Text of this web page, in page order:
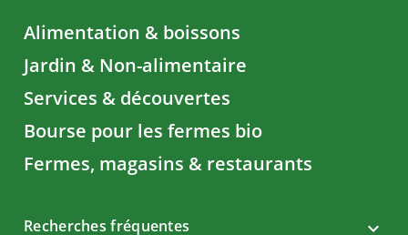
Alimentation & boissons
Jardin & Non-alimentaire
Services & découvertes
Bourse pour les fermes bio
Fermes, magasins & restaurants
Recherches fréquentes